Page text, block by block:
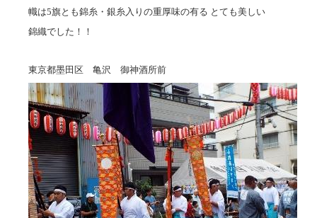
幟は5旗とも錦糸・銀糸入りの重厚味の有る とても美しい
錦織でした！！
東京都墨田区 亀沢 御神酒所前